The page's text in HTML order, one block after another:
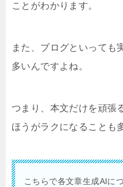
ことがわかります。
また、ブログといっても
多いんですよね。
つまり、 本文だけを頑張
ほうがラクになる ことも
こちらで各文章生成AIに